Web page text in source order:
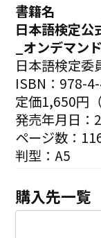
書籍名
日本語検定
_オンデマン
日本語検定委
ISBN：978-
定価1,650円
発売年月日：
ページ数：
判型：A5
購入先一覧